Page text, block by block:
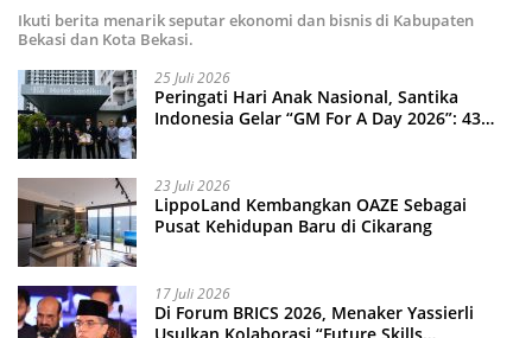
Ikuti berita menarik seputar ekonomi dan bisnis di Kabupaten
Bekasi dan Kota Bekasi.
25 Juli 2026
Peringati Hari Anak Nasional, Santika
Indonesia Gelar “GM For A Day 2026”: 43
23 Juli 2026
LippoLand Kembangkan OAZE Sebagai
Pusat Kehidupan Baru di Cikarang
17 Juli 2026
Di Forum BRICS 2026, Menaker Yassierli